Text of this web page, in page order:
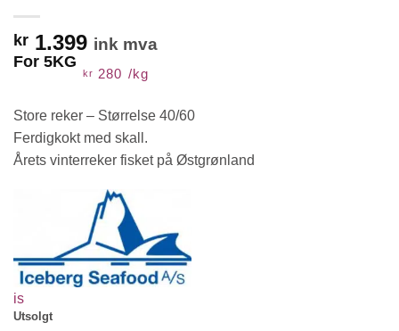
kr 1.399 ink mva
For 5KG
kr 280 /kg
Store reker – Størrelse 40/60
Ferdigkokt med skall.
Årets vinterreker fisket på Østgrønland
is
Utsolgt